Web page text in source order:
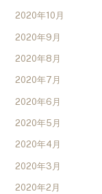
2020年10月
2020年9月
2020年8月
2020年7月
2020年6月
2020年5月
2020年4月
2020年3月
2020年2月